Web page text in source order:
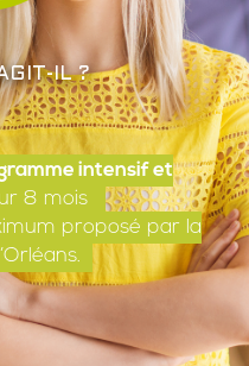
IL ?
intensif et
8 mois
proposé par la